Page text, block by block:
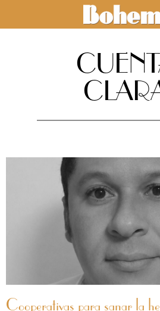
Cooperativas para sanar la